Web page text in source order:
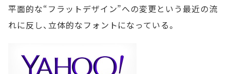
平面的な“フラットデザイン”への変更という最近の流
れに反し、立体的なフォントになっている。